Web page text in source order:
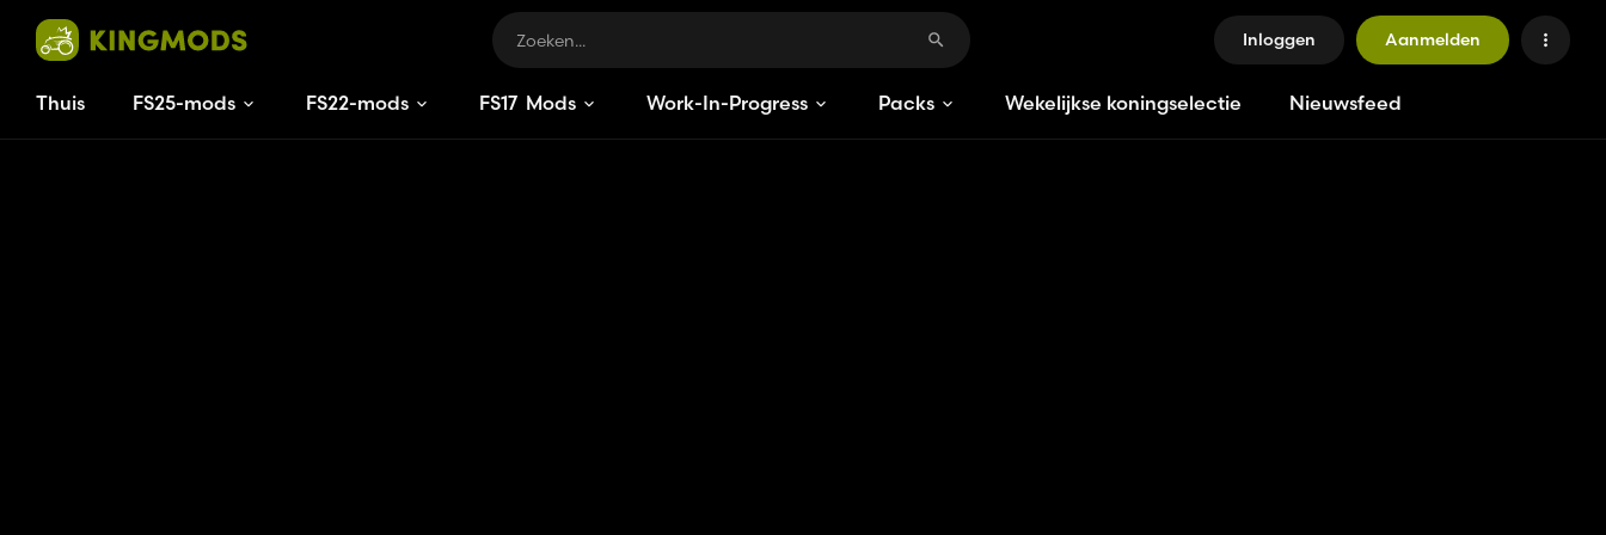
Inloggen Aanmelden
Thuis FS25-mods FS22-mods FS17 Mods Work-In-Progress Packs Wekelijkse koningselectie Nieuwsfeed